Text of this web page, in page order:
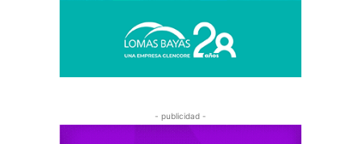
- publicidad -